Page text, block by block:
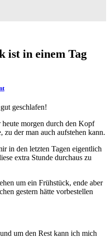
ist in einem Tag
geschlafen!
heute morgen durch den Kopf
zu der man auch aufstehen kann.
in den letzten Tagen eigentlich
extra Stunde durchaus zu
um ein Frühstück, ende aber
gestern hätte vorbestellen
um den Rest kann ich mich